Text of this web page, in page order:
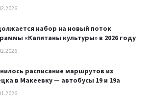
набор на новый поток
«Капитаны культуры» в 2026 году
расписание маршрутов из
в Макеевку — автобусы 19 и 19а